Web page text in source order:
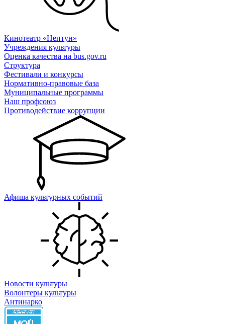
Кинотеатр «Нептун»
Учреждения культуры
Оценка качества на bus.gov.ru
Структура
Фестивали и конкурсы
Нормативно-правовые база
Муниципальные программы
Наш профсоюз
Противодействие коррупции
Афиша культурных событий
Новости культуры
Волонтеры культуры
Антинарко